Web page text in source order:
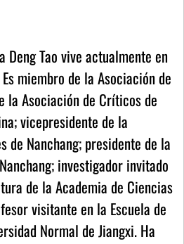
Deng Tao vive actualmente en
miembro de la Asociación de
la Asociación de Críticos de
vicepresidente de la
de Nanchang; presidente de la
investigador invitado
de la Academia de Ciencias
visitante en la Escuela de
Normal de Jiangxi. Ha